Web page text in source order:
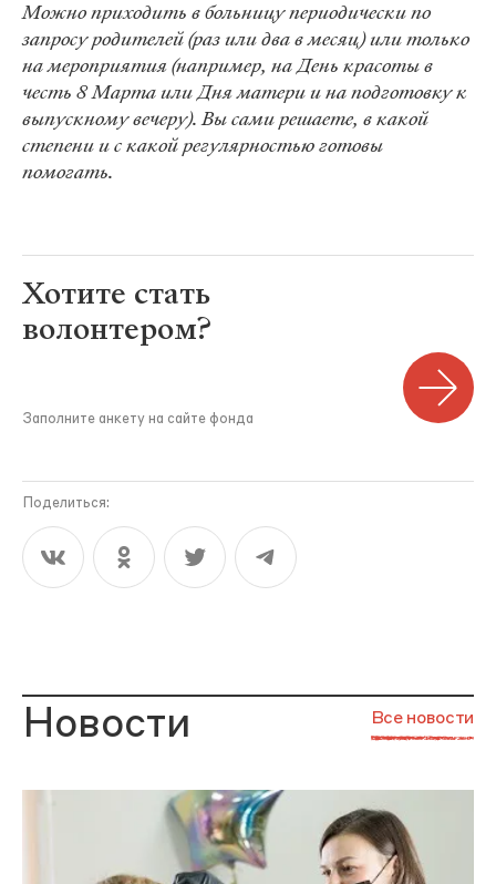
Можно приходить в больницу периодически по
запросу родителей (раз или два в месяц) или только
на мероприятия (например, на День красоты в
честь 8 Марта или Дня матери и на подготовку к
выпускному вечеру). Вы сами решаете, в какой
степени и с какой регулярностью готовы
помогать.
Хотите стать
волонтером?
Заполните анкету на сайте фонда
Поделиться:
Новости Все новости